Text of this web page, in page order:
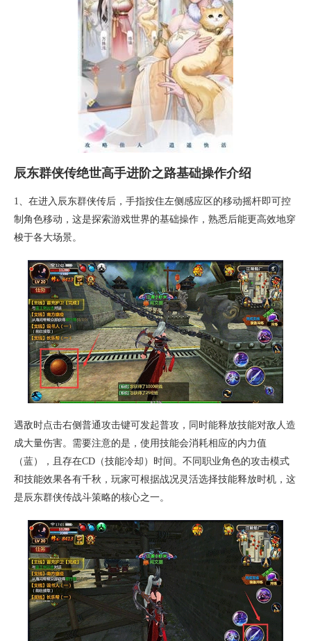
辰东群侠传绝世高手进阶之路基础操作介绍
1、在进入辰东群侠传后，手指按住左侧感应区的移动摇杆即可控
制角色移动，这是探索游戏世界的基础操作，熟悉后能更高效地穿
梭于各大场景。
遇敌时点击右侧普通攻击键可发起普攻，同时能释放技能对敌人造
成大量伤害。需要注意的是，使用技能会消耗相应的内力值
（蓝），且存在CD（技能冷却）时间。不同职业角色的攻击模式
和技能效果各有千秋，玩家可根据战况灵活选择技能释放时机，这
是辰东群侠传战斗策略的核心之一。